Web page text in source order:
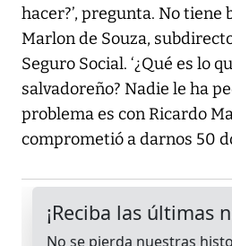
hacer?’, pregunta. No tiene
Marlon de Souza,
Seguro Social. ‘¿Qué es lo
salvadoreño? Nadie le ha
problema es con Ricardo
comprometió a darnos 50